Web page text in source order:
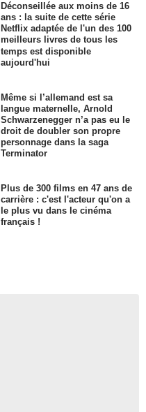
Déconseillée aux moins de 16
ans : la suite de cette série
Netflix adaptée de l'un des 100
meilleurs livres de tous les
temps est disponible
aujourd'hui
Même si l’allemand est sa
langue maternelle, Arnold
Schwarzenegger n’a pas eu le
droit de doubler son propre
personnage dans la saga
Terminator
Plus de 300 films en 47 ans de
carrière : c'est l'acteur qu'on a
le plus vu dans le cinéma
français !